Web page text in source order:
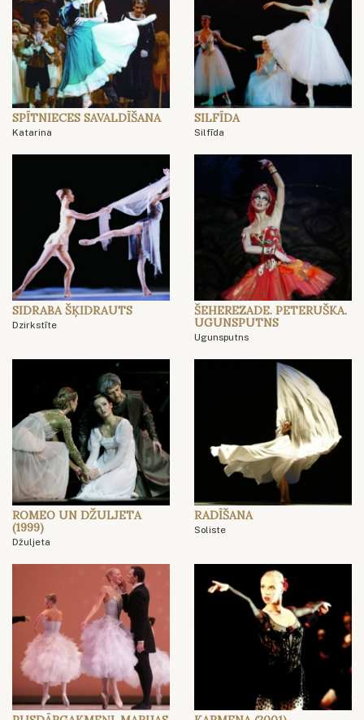
SPĪTNIECES SAVALDĪŠANA
Katarina
SILFĪDA
Silfīda
SIDRABA ŠĶIDRAUTS
Dzirkstīte
ŠEHEREZADE. PETERUŠKA.
UGUNSPUTNS
Ugunsputns
ROMEO UN DŽULJETA
(1999)
Džuljeta
RADĪŠANA
Soliste